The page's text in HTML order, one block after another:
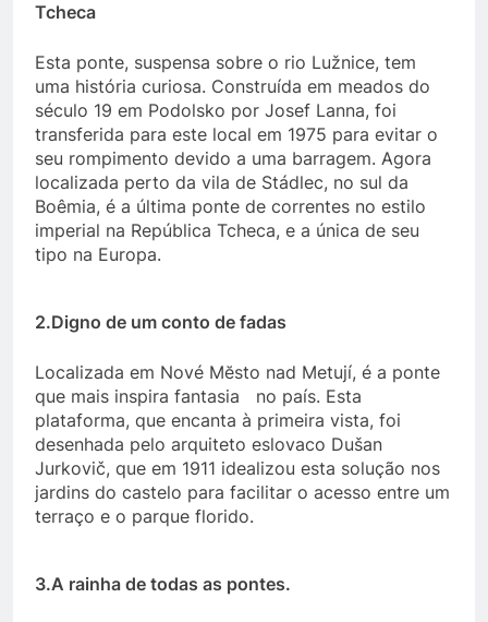
Tcheca
Esta ponte, suspensa sobre o rio Lužnice, tem
uma história curiosa. Construída em meados do
século 19 em Podolsko por Josef Lanna, foi
transferida para este local em 1975 para evitar o
seu rompimento devido a uma barragem. Agora
localizada perto da vila de Stádlec, no sul da
Boêmia, é a última ponte de correntes no estilo
imperial na República Tcheca, e a única de seu
tipo na Europa.
2.Digno de um conto de fadas
Localizada em Nové Mĕsto nad Metují, é a ponte
que mais inspira fantasia no país. Esta
plataforma, que encanta à primeira vista, foi
desenhada pelo arquiteto eslovaco Dušan
Jurkovič, que em 1911 idealizou esta solução nos
jardins do castelo para facilitar o acesso entre um
terraço e o parque florido.
3.A rainha de todas as pontes.